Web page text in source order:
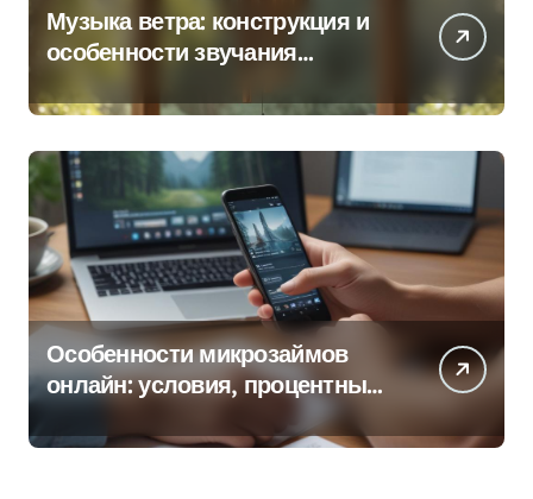
Музыка ветра: конструкция и
особенности звучания
Особенности микрозаймов
онлайн: условия, процентные
ставки и порядок оформления